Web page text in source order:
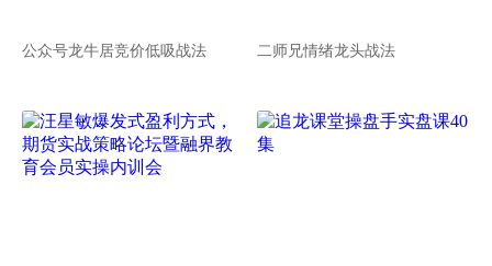
公众号龙牛居竞价低吸战法 二师兄情绪龙头战法